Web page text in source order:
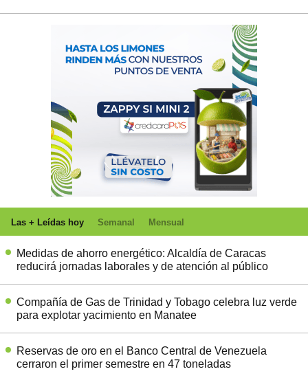
Las + Leídas hoy Semanal Mensual
Medidas de ahorro energético: Alcaldía de Caracas
reducirá jornadas laborales y de atención al público
Compañía de Gas de Trinidad y Tobago celebra luz verde
para explotar yacimiento en Manatee
Reservas de oro en el Banco Central de Venezuela
cerraron el primer semestre en 47 toneladas